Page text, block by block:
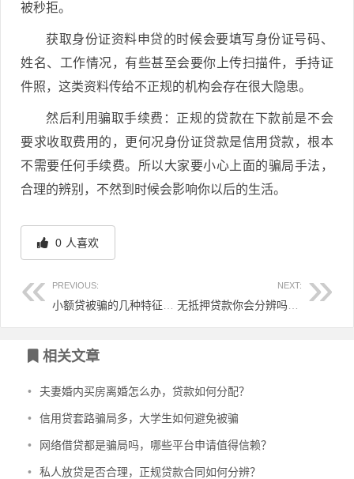
被秒拒。
获取身份证资料申贷的时候会要填写身份证号码、
姓名、工作情况，有些甚至会要你上传扫描件，手持证
件照，这类资料传给不正规的机构会存在很大隐患。
然后利用骗取手续费：正规的贷款在下款前是不会
要求收取费用的，更何况身份证贷款是信用贷款，根本
不需要任何手续费。所以大家要小心上面的骗局手法，
合理的辨别，不然到时候会影响你以后的生活。
0 人喜欢
PREVIOUS: NEXT:
文章导航
相关文章
• 夫妻婚内买房离婚怎么办，贷款如何分配？
• 信用贷套路骗局多，大学生如何避免被骗
• 网络借贷都是骗局吗，哪些平台申请值得信赖？
• 私人放贷是否合理，正规贷款合同如何分辨？